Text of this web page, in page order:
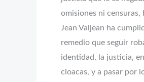
omisiones ni censuras,
Jean Valjean ha
remedio que seguir
identidad, la justicia,
cloacas, y a pasar por